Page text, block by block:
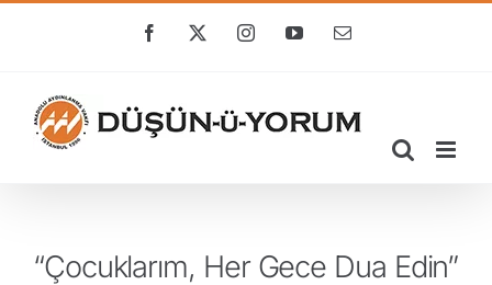
Facebook
X InstagramYouTube
E-
“Çocuklarım, Her Gece Dua Edin”